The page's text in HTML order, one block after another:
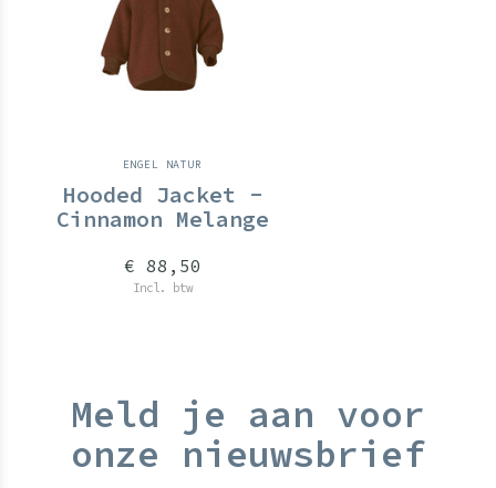
ENGEL NATUR
Hooded Jacket -
Cinnamon Melange
€ 88,50
Incl. btw
Meld je aan voor
onze nieuwsbrief